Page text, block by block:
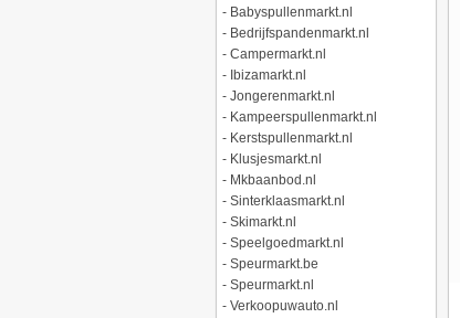
- Babyspullenmarkt.nl
- Bedrijfspandenmarkt.nl
- Campermarkt.nl
- Ibizamarkt.nl
- Jongerenmarkt.nl
- Kampeerspullenmarkt.nl
- Kerstspullenmarkt.nl
- Klusjesmarkt.nl
- Mkbaanbod.nl
- Sinterklaasmarkt.nl
- Skimarkt.nl
- Speelgoedmarkt.nl
- Speurmarkt.be
- Speurmarkt.nl
- Verkoopuwauto.nl